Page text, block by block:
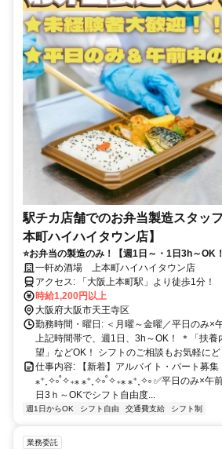
駅チカ店舗でのお弁当製造スタッ
本町ハイハイタウン店】
⭐️お弁当の製造のみ！【週1日～・1日3h～OK
⏩️駅チカ徒歩1分⭐️未経験OK＆履歴書不要！⭐️
ピアスOK！
一軒め酒場 上本町ハイハイタウン店
アクセス: 「大阪上本町駅」より徒歩1分！ 「谷町九丁目駅」より徒
歩3分 ＊駅チカで通勤ラクラク！ ＊「なんば駅」～「大阪上本町駅」
約10分 ＊「天王寺駅」「新今宮駅」～「大
「梅田駅」「大阪駅」～「大阪上本町駅」
ーーーーーーーーーーーー
時給1,200円以上
大阪府大阪市天王寺区
勤務時間・曜日: ＜月曜～金曜／平日のみ×
上記時間帯で、週1日、3h～OK！ ＊「扶
望」などOK！ シフトのご相談もお気軽にど
仕事内容: 【新着】アルバイト・パート募集
⁎⁺˳✧༚˚✧₊⁎ ⁎⁺˳✧༚˚✧₊⁎ ⁎⁺˳✧༚ ✅️平日のみ×午
日3ｈ～OKでシフト自由度...
週1日からOK シフト自由 交通費支給 シフト制
業務委託